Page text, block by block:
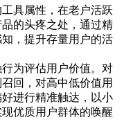
具属性，在老户活跃
的头疼之处，通过精
，提升存量用户的活
为评估用户价值。对
回，对高中低价值用
进行精准触达，以小
优质用户群体的唤醒